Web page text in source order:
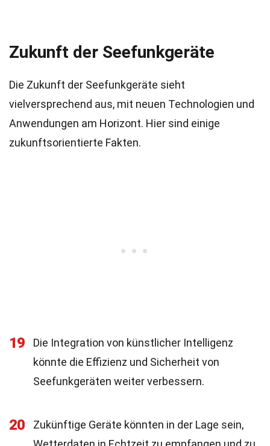
Zukunft der Seefunkgeräte
Die Zukunft der Seefunkgeräte sieht
vielversprechend aus, mit neuen Technologien und
Anwendungen am Horizont. Hier sind einige
zukunftsorientierte Fakten.
19
Die Integration von künstlicher Intelligenz
könnte die Effizienz und Sicherheit von
Seefunkgeräten weiter verbessern.
20
Zukünftige Geräte könnten in der Lage sein,